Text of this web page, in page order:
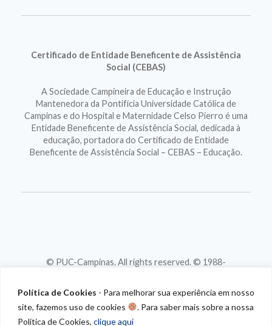
Política de Cookies - Para melhorar sua experiência em nosso
site, fazemos uso de cookies
. Para saber mais sobre a nossa
Política de Cookies, clique aqui
Certificado de Entidade Beneficente de Assistência
Social (CEBAS)
A Sociedade Campineira de Educação e Instrução
Mantenedora da Pontifícia Universidade Católica de
Campinas e do Hospital e Maternidade Celso Pierro é uma
Entidade Beneficente de Assistência Social, dedicada à
educação, portadora do Certificado de Entidade
Beneficente de Assistência Social – CEBAS – Educação.
© PUC-Campinas. All rights reserved. © 1988-